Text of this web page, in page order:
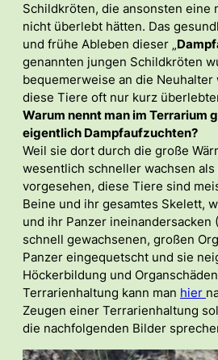
Schildkröten, die ansonsten eine
nicht überlebt hätten. Das
und frühe Ableben dieser „
genannten jungen Schildkröten
bequemerweise an die
diese Tiere oft nur kurz
Warum nennt man im Terrarium
eigentlich Dampfaufzuchten?
Weil sie dort durch die große
wesentlich schneller wachsen
vorgesehen, diese Tiere sind
Beine und ihr gesamtes Skelett,
und ihr Panzer ineinandersacken
schnell gewachsenen, großen
Panzer eingequetscht und sie
Höckerbildung und
Terrarienhaltung kann man hier
Zeugen einer Terrarienhaltung
die nachfolgenden Bilder